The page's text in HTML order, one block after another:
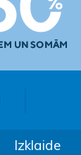
Izklaide